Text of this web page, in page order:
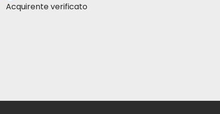
Acquirente verificato